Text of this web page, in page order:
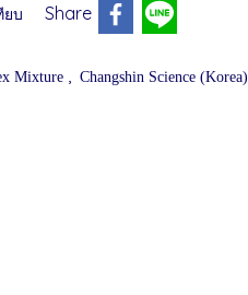
ยบ Share
Mixture Changshin Science (Korea)